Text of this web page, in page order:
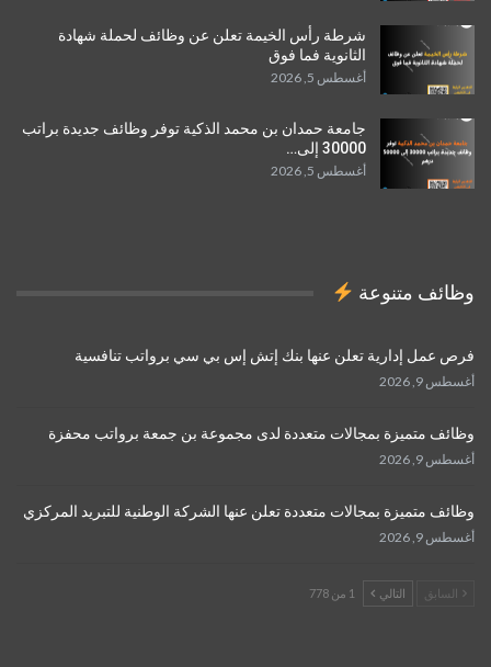
شرطة رأس الخيمة تعلن عن وظائف لحملة شهادة
الثانوية فما فوق
أغسطس 5, 2026
جامعة حمدان بن محمد الذكية توفر وظائف جديدة براتب
30000 إلى…
أغسطس 5, 2026
وظائف متنوعة
فرص عمل إدارية تعلن عنها بنك إتش إس بي سي برواتب تنافسية
أغسطس 9, 2026
وظائف متميزة بمجالات متعددة لدى مجموعة بن جمعة برواتب محفزة
أغسطس 9, 2026
وظائف متميزة بمجالات متعددة تعلن عنها الشركة الوطنية للتبريد المركزي
أغسطس 9, 2026
السابق التالي 1 من 778